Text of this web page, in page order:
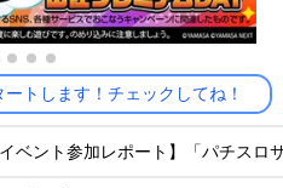
トします！チェックしてね！
イベント参加レポート】「パチスロ